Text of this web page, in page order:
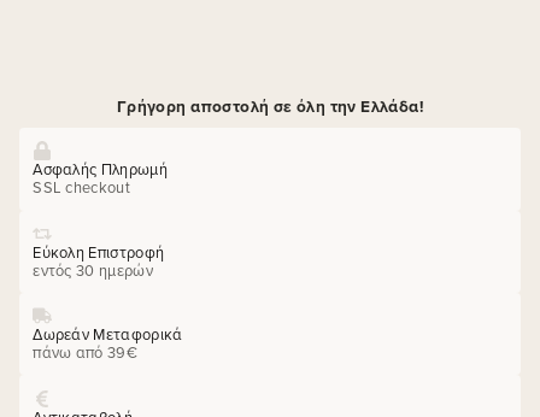
Γρήγορη αποστολή σε όλη την Ελλάδα!
Ασφαλής Πληρωμή
SSL checkout
Εύκολη Επιστροφή
εντός 30 ημερών
Δωρεάν Μεταφορικά
πάνω από 39€